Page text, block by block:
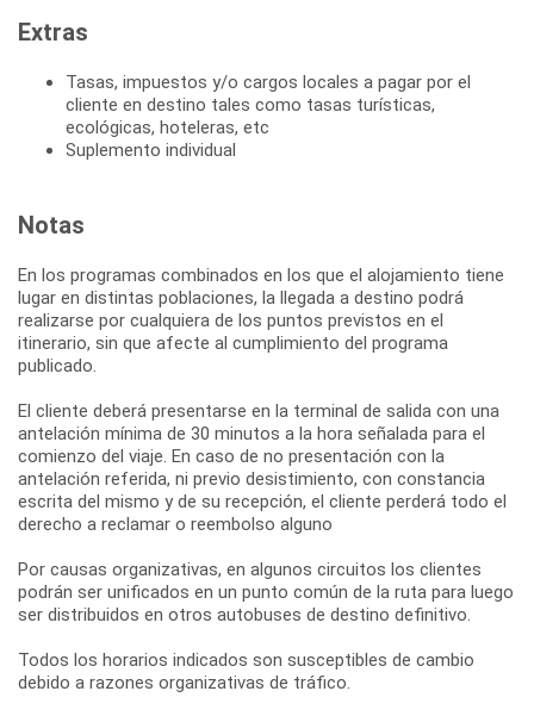
Extras
Tasas, impuestos y/o cargos locales a pagar por el
cliente en destino tales como tasas turísticas,
ecológicas, hoteleras, etc
Suplemento individual
Notas
En los programas combinados en los que el alojamiento tiene
lugar en distintas poblaciones, la llegada a destino podrá
realizarse por cualquiera de los puntos previstos en el
itinerario, sin que afecte al cumplimiento del programa
publicado.
El cliente deberá presentarse en la terminal de salida con una
antelación mínima de 30 minutos a la hora señalada para el
comienzo del viaje. En caso de no presentación con la
antelación referida, ni previo desistimiento, con constancia
escrita del mismo y de su recepción, el cliente perderá todo el
derecho a reclamar o reembolso alguno
Por causas organizativas, en algunos circuitos los clientes
podrán ser unificados en un punto común de la ruta para luego
ser distribuidos en otros autobuses de destino definitivo.
Todos los horarios indicados son susceptibles de cambio
debido a razones organizativas de tráfico.